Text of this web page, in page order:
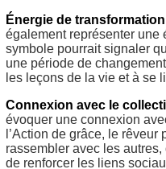
Énergie de
également représenter une
symbole pourrait signaler
une période de
les leçons de la vie et à se
Connexion avec le
évoquer une connexion
l’Action de grâce, le
rassembler avec les
de renforcer les liens